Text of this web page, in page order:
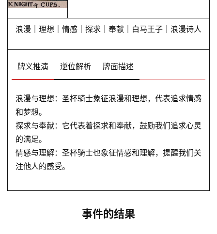
浪漫｜理想｜情感｜探求｜奉献｜白马王子｜浪漫诗人
牌义推演 逆位解析 牌面描述
浪漫与理想：圣杯骑士象征浪漫和理想，代表追求情感
和梦想。
探求与奉献：它代表着探求和奉献，鼓励我们追求心灵
的满足。
情感与理解：圣杯骑士也象征情感和理解，提醒我们关
注他人的感受。
事件的结果